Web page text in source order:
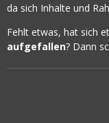
da sich Inhalte und
Fehlt etwas, hat sich
aufgefallen? Dann